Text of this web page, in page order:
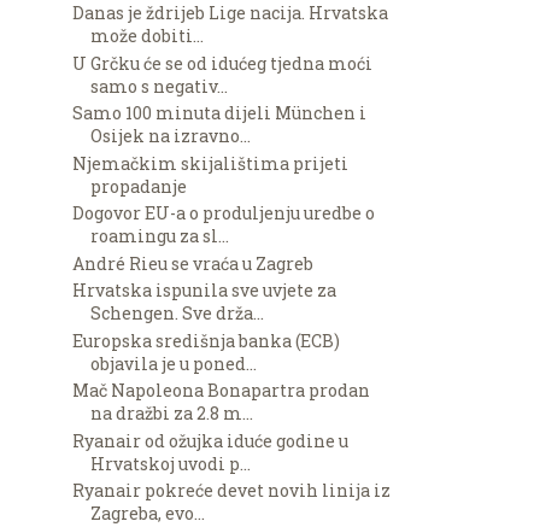
Danas je ždrijeb Lige nacija. Hrvatska
može dobiti...
U Grčku će se od idućeg tjedna moći
samo s negativ...
Samo 100 minuta dijeli München i
Osijek na izravno...
Njemačkim skijalištima prijeti
propadanje
Dogovor EU-a o produljenju uredbe o
roamingu za sl...
André Rieu se vraća u Zagreb
Hrvatska ispunila sve uvjete za
Schengen. Sve drža...
Europska središnja banka (ECB)
objavila je u poned...
Mač Napoleona Bonapartra prodan
na dražbi za 2.8 m...
Ryanair od ožujka iduće godine u
Hrvatskoj uvodi p...
Ryanair pokreće devet novih linija iz
Zagreba, evo...